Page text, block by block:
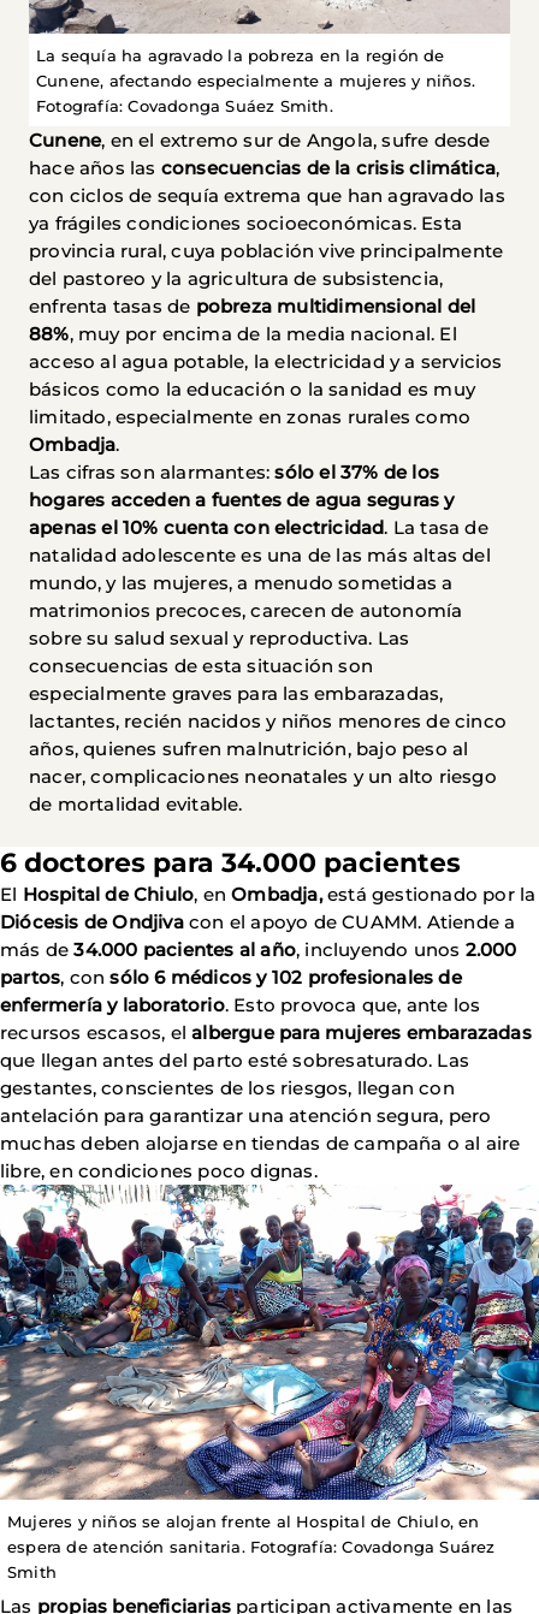
La sequía ha agravado la pobreza en la región de
Cunene, afectando especialmente a mujeres y niños.
Fotografía: Covadonga Suáez Smith.
Cunene, en el extremo sur de Angola, sufre desde
hace años las consecuencias de la crisis climática,
con ciclos de sequía extrema que han agravado las
ya frágiles condiciones socioeconómicas. Esta
provincia rural, cuya población vive principalmente
del pastoreo y la agricultura de subsistencia,
enfrenta tasas de pobreza multidimensional del
88%, muy por encima de la media nacional. El
acceso al agua potable, la electricidad y a servicios
básicos como la educación o la sanidad es muy
limitado, especialmente en zonas rurales como
Ombadja.
Las cifras son alarmantes:sólo el 37% de los
hogares acceden a fuentes de agua seguras y
apenas el 10% cuenta con electricidad. La tasa de
natalidad adolescente es una de las más altas del
mundo, y las mujeres, a menudo sometidas a
matrimonios precoces, carecen de autonomía
sobre su salud sexual y reproductiva. Las
consecuencias de esta situación son
especialmente graves para las embarazadas,
lactantes, recién nacidos y niños menores de cinco
años, quienes sufren malnutrición, bajo peso al
nacer, complicaciones neonatales y un alto riesgo
de mortalidad evitable.
6 doctores para 34.000 pacientes
El Hospital de Chiulo, enOmbadja,está gestionado por la
Diócesis de Ondjivacon el apoyo de CUAMM. Atiende a
más de34.000 pacientes al año, incluyendo unos 2.000
partos, consólo 6 médicos y 102 profesionales de
enfermería y laboratorio. Esto provoca que, ante los
recursos escasos, elalbergue para mujeres embarazadas
que llegan antes del parto esté sobresaturado. Las
gestantes, conscientes de los riesgos, llegan con
antelación para garantizar una atención segura, pero
muchas deben alojarse en tiendas de campaña o al aire
libre, en condiciones poco dignas.
Mujeres y niños se alojan frente al Hospital de Chiulo, en
espera de atención sanitaria. Fotografía: Covadonga Suárez
Smith
Las propias beneficiarias participan activamente en las